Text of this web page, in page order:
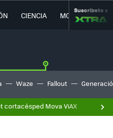
CIENCIA MOVILIDAD
Suscríbete a
Waze Fallout
cortacésped Mova ViAX